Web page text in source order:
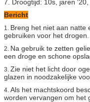
7. Droogtijd: 10s, jaren
Bericht
1. Breng het niet aan natte
gebruiken voor het drogen.
2. Na gebruik te zetten
een droge en schone
3. Zie niet het licht door
glazen in noodzakelijke
4. Als het machtskoord
worden vervangen om het